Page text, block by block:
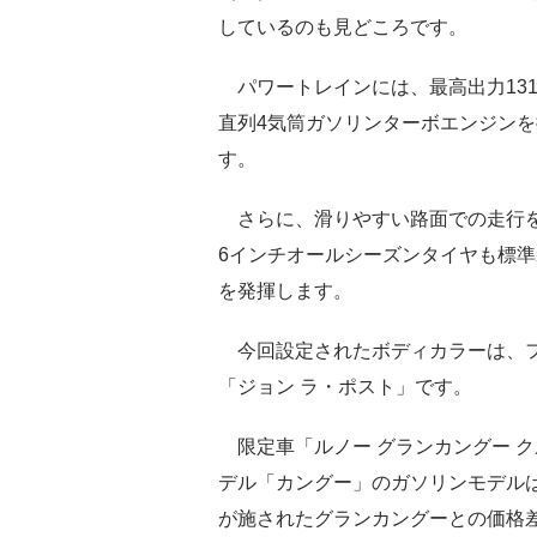
しているのも見どころです。
パワートレインには、最高出力
直列4気筒ガソリンターボエンジン
す。
さらに、滑りやすい路面での走行
6インチオールシーズンタイヤも標
を発揮します。
今回設定されたボディカラーは、
「ジョン ラ・ポスト」です。
限定車「ルノー グランカングー
デル「カングー」のガソリンモデル
が施されたグランカングーとの価格